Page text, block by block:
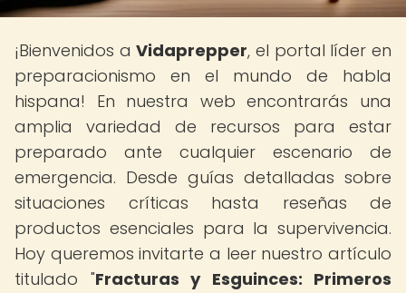
¡Bienvenidos aVidaprepper, el portal líder en
preparacionismo en el mundo de habla
hispana! En nuestra web encontrarás una
amplia variedad de recursos para estar
preparado ante cualquier escenario de
emergencia. Desde guías detalladas sobre
situaciones críticas hasta reseñas de
productos esenciales para la supervivencia.
Hoy queremos invitarte a leer nuestro artículo
titulado "Fracturas y Esguinces: Primeros